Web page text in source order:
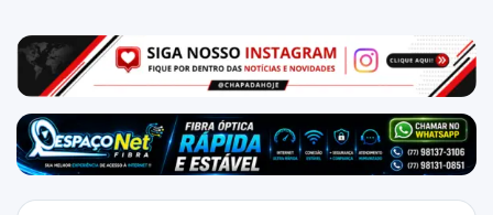
NAS
NOSSAS
REDES